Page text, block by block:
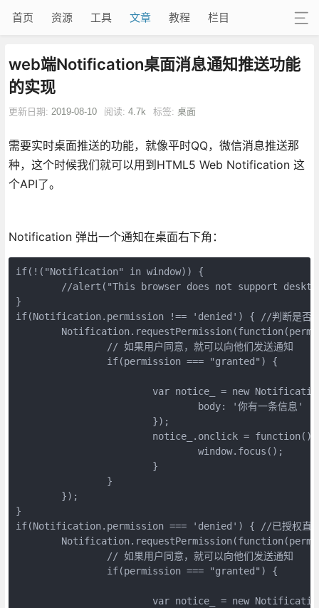
首页 资源 工具 文章 教程 栏目
web端Notification桌面消息通知推送功能
的实现
更新日期: 2019-08-10 阅读: 4.7k 标签: 桌面
需要实时桌面推送的功能，就像平时QQ，微信消息推送那
种，这个时候我们就可以用到HTML5 Web Notification 这
个API了。
Notification 弹出一个通知在桌面右下角：
if(!("Notification" in window)) {
}
if(Notification.permission !== 'denied') { //判断是否授权
}
if(Notification.permission === 'denied') { //已授权直接